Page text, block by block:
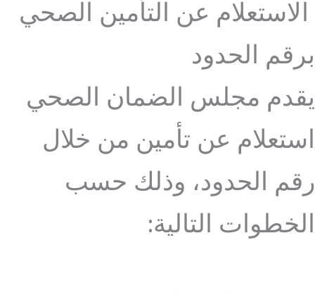
الاستعلام عن التأمين الصحي
برقم الحدود
يقدم مجلس الضمان الصحي
استعلام عن تأمين من خلال
رقم الحدود، وذلك حسب
الخطوات التالية: